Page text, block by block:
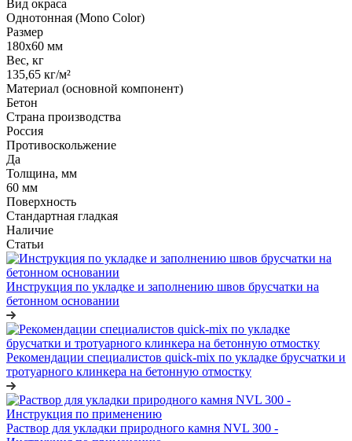
Вид окраса
Однотонная (Mono Color)
Размер
180х60 мм
Вес, кг
135,65 кг/м²
Материал (основной компонент)
Бетон
Страна производства
Россия
Противоскольжение
Да
Толщина, мм
60 мм
Поверхность
Стандартная гладкая
Наличие
Статьи
Инструкция по укладке и заполнению швов брусчатки на
бетонном основании
Рекомендации специалистов quick-mix по укладке брусчатки и
тротуарного клинкера на бетонную отмостку
Раствор для укладки природного камня NVL 300 -